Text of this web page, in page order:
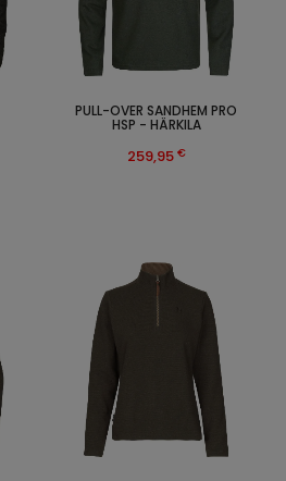
PULL-OVER SANDHEM PRO
HSP - HÄRKILA
259,95 €